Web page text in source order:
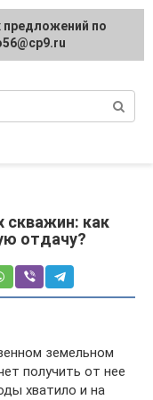
как
отдачу?
земельном
получить от нее
хватило и на
по